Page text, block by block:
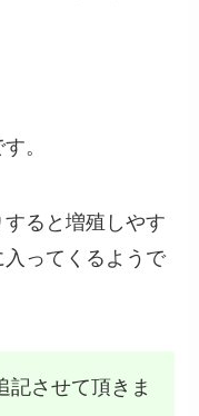
。
ると増殖しやす
入ってくるようで
記させて頂きま